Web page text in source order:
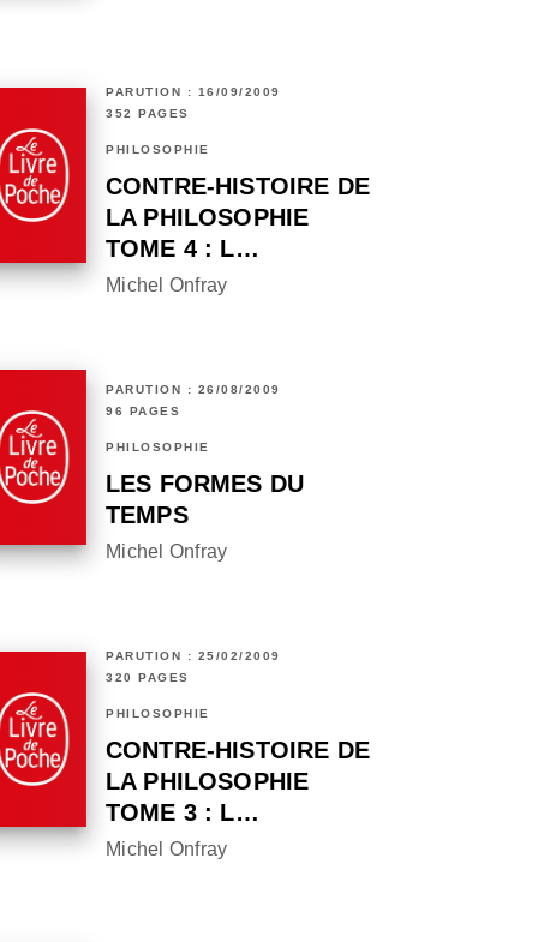
PARUTION : 16/09/2009
352 PAGES
PHILOSOPHIE
CONTRE-HISTOIRE DE
LA PHILOSOPHIE
TOME 4 : L…
Michel Onfray
PARUTION : 26/08/2009
96 PAGES
PHILOSOPHIE
LES FORMES DU
TEMPS
Michel Onfray
PARUTION : 25/02/2009
320 PAGES
PHILOSOPHIE
CONTRE-HISTOIRE DE
LA PHILOSOPHIE
TOME 3 : L…
Michel Onfray